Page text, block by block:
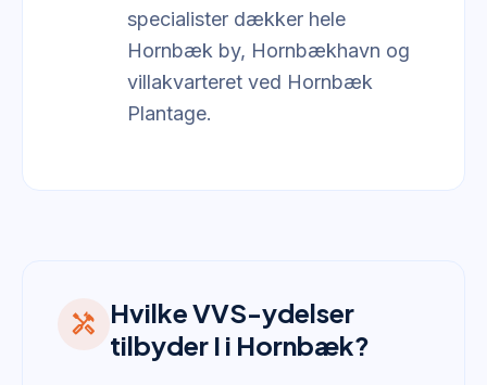
specialister dækker hele
Hornbæk by, Hornbækhavn og
villakvarteret ved Hornbæk
Plantage.
handyman Hvilke VVS-ydelser
tilbyder I i Hornbæk?